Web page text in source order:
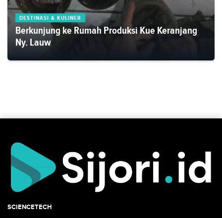
DESTINASI & KULINER
Berkunjung ke Rumah Produksi Kue Keranjang
Ny. Lauw
SCIENCETECH